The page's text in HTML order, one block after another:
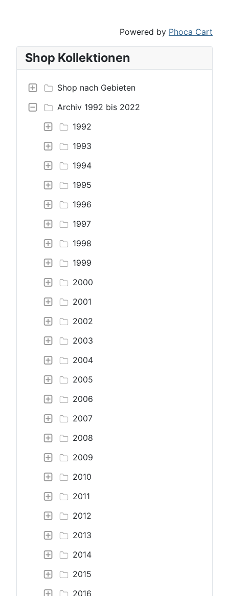
Powered by Phoca Cart
Shop Kollektionen
Shop nach Gebieten
Archiv 1992 bis 2022
1992
1993
1994
1995
1996
1997
1998
1999
2000
2001
2002
2003
2004
2005
2006
2007
2008
2009
2010
2011
2012
2013
2014
2015
2016